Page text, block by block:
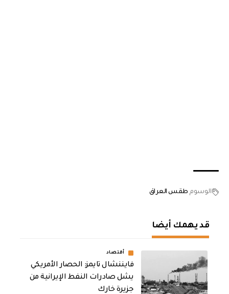
الوسوم طقس العراق
قد يهمك أيضا
أقتصاد
فايننشال تايمز: الحصار الأمريكي
يشل صادرات النفط الإيرانية من
جزيرة خارك